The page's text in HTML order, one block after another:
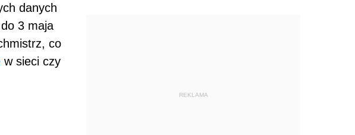
danych
3 maja
co
w sieci czy
REKLAMA